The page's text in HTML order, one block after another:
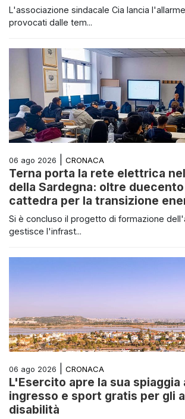
L'associazione sindacale Cia lancia
provocati dalle tem...
06 ago 2026 CRONACA
Terna porta la rete elettrica
della Sardegna: oltre
cattedra per la transizione
Si è concluso il progetto di formazione
gestisce l'infrast...
06 ago 2026 CRONACA
L'Esercito apre la sua spiaggia
ingresso e sport gratis per gli
disabilità